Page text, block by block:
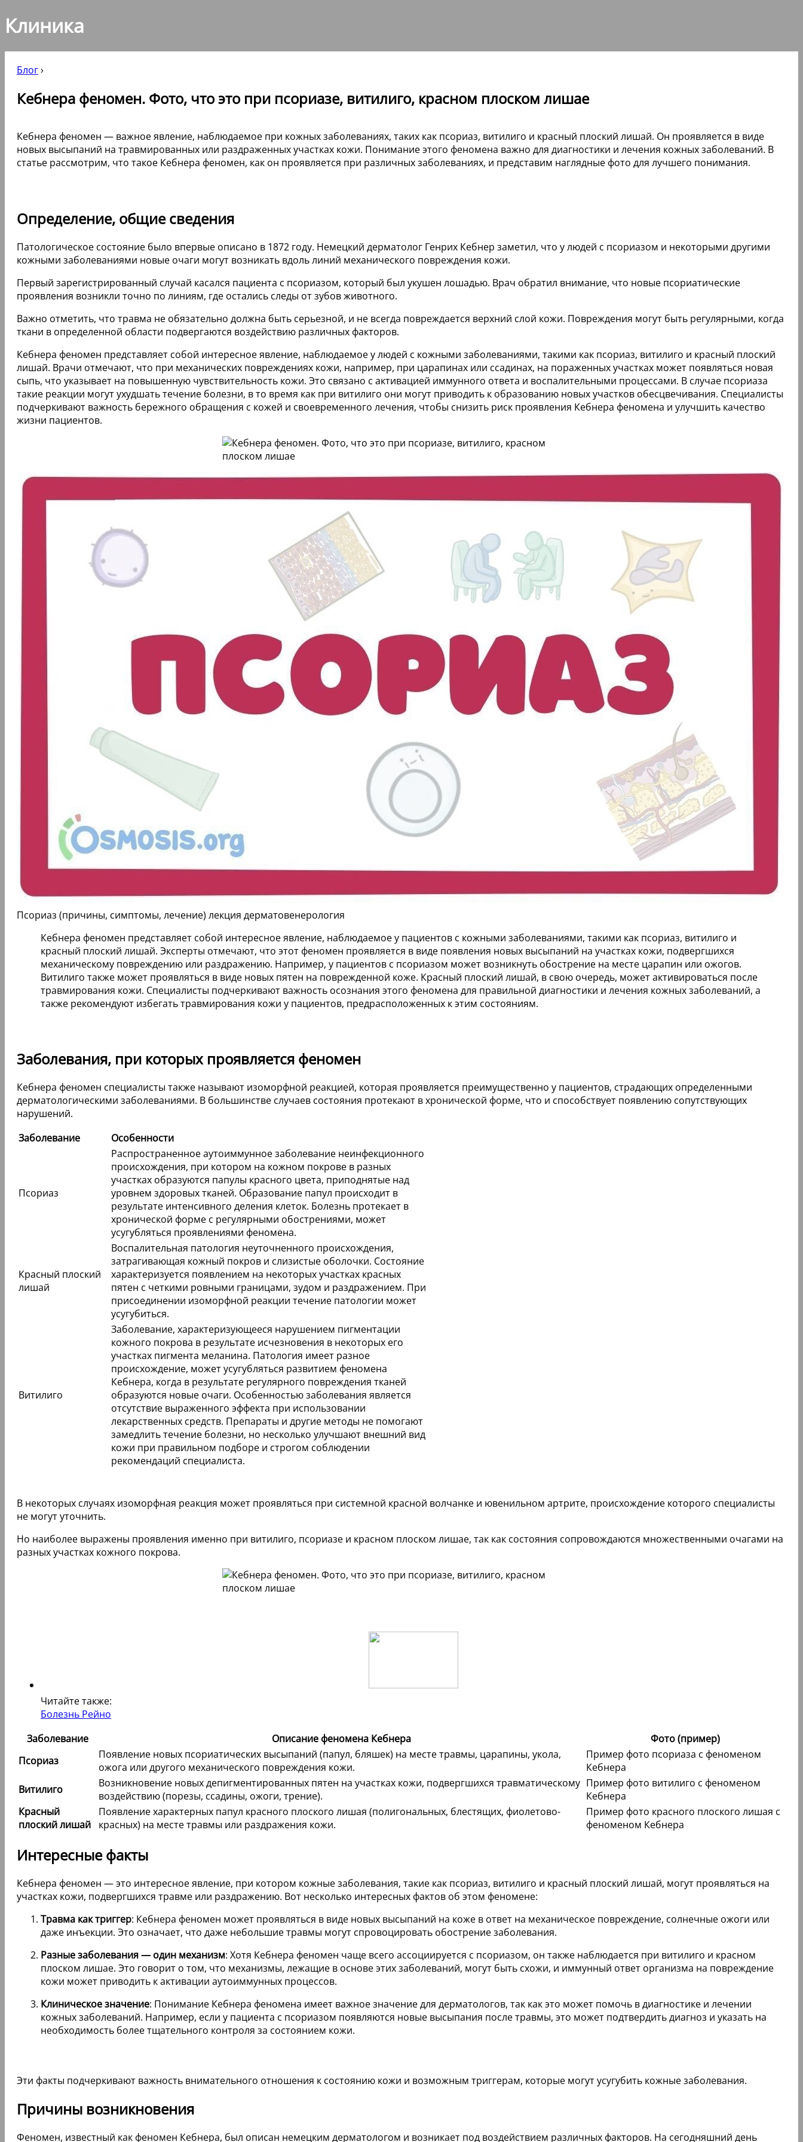
Клиника
Блог›
Кебнера феномен. Фото, что это при псориазе, витилиго, красном плоском лишае
Кебнера феномен — важное явление, наблюдаемое при кожных заболеваниях, таких как псориаз, витилиго и красный плоский лишай. Он проявляется в виде
новых высыпаний на травмированных или раздраженных участках кожи. Понимание этого феномена важно для диагностики и лечения кожных заболеваний. В
статье рассмотрим, что такое Кебнера феномен, как он проявляется при различных заболеваниях, и представим наглядные фото для лучшего понимания.
Определение, общие сведения
Патологическое состояние было впервые описано в 1872 году. Немецкий дерматолог Генрих Кебнер заметил, что у людей с псориазом и некоторыми другими
кожными заболеваниями новые очаги могут возникать вдоль линий механического повреждения кожи.
Первый зарегистрированный случай касался пациента с псориазом, который был укушен лошадью. Врач обратил внимание, что новые псориатические
проявления возникли точно по линиям, где остались следы от зубов животного.
Важно отметить, что травма не обязательно должна быть серьезной, и не всегда повреждается верхний слой кожи. Повреждения могут быть регулярными, когда
ткани в определенной области подвергаются воздействию различных факторов.
Кебнера феномен представляет собой интересное явление, наблюдаемое у людей с кожными заболеваниями, такими как псориаз, витилиго и красный плоский
лишай. Врачи отмечают, что при механических повреждениях кожи, например, при царапинах или ссадинах, на пораженных участках может появляться новая
сыпь, что указывает на повышенную чувствительность кожи. Это связано с активацией иммунного ответа и воспалительными процессами. В случае псориаза
такие реакции могут ухудшать течение болезни, в то время как при витилиго они могут приводить к образованию новых участков обесцвечивания. Специалисты
подчеркивают важность бережного обращения с кожей и своевременного лечения, чтобы снизить риск проявления Кебнера феномена и улучшить качество
жизни пациентов.
Псориаз (причины, симптомы, лечение) лекция дерматовенерология
Кебнера феномен представляет собой интересное явление, наблюдаемое у пациентов с кожными заболеваниями, такими как псориаз, витилиго и
красный плоский лишай. Эксперты отмечают, что этот феномен проявляется в виде появления новых высыпаний на участках кожи, подвергшихся
механическому повреждению или раздражению. Например, у пациентов с псориазом может возникнуть обострение на месте царапин или ожогов.
Витилиго также может проявляться в виде новых пятен на поврежденной коже. Красный плоский лишай, в свою очередь, может активироваться после
травмирования кожи. Специалисты подчеркивают важность осознания этого феномена для правильной диагностики и лечения кожных заболеваний, а
также рекомендуют избегать травмирования кожи у пациентов, предрасположенных к этим состояниям.
Заболевания, при которых проявляется феномен
Кебнера феномен специалисты также называют изоморфной реакцией, которая проявляется преимущественно у пациентов, страдающих определенными
дерматологическими заболеваниями. В большинстве случаев состояния протекают в хронической форме, что и способствует появлению сопутствующих
нарушений.
Заболевание
Особенности
Псориаз
Распространенное аутоиммунное заболевание неинфекционного
происхождения, при котором на кожном покрове в разных
участках образуются папулы красного цвета, приподнятые над
уровнем здоровых тканей. Образование папул происходит в
результате интенсивного деления клеток. Болезнь протекает в
хронической форме с регулярными обострениями, может
усугубляться проявлениями феномена.
Красный плоский
лишай
Воспалительная патология неуточненного происхождения,
затрагивающая кожный покров и слизистые оболочки. Состояние
характеризуется появлением на некоторых участках красных
пятен с четкими ровными границами, зудом и раздражением. При
присоединении изоморфной реакции течение патологии может
усугубиться.
Витилиго
Заболевание, характеризующееся нарушением пигментации
кожного покрова в результате исчезновения в некоторых его
участках пигмента меланина. Патология имеет разное
происхождение, может усугубляться развитием феномена
Кебнера, когда в результате регулярного повреждения тканей
образуются новые очаги. Особенностью заболевания является
отсутствие выраженного эффекта при использовании
лекарственных средств. Препараты и другие методы не помогают
замедлить течение болезни, но несколько улучшают внешний вид
кожи при правильном подборе и строгом соблюдении
рекомендаций специалиста.
В некоторых случаях изоморфная реакция может проявляться при системной красной волчанке и ювенильном артрите, происхождение которого специалисты
не могут уточнить.
Но наиболее выражены проявления именно при витилиго, псориазе и красном плоском лишае, так как состояния сопровождаются множественными очагами на
разных участках кожного покрова.
Читайте также:
Болезнь Рейно
Заболевание
Описание феномена Кебнера
Фото (пример)
Псориаз
Появление новых псориатических высыпаний (папул, бляшек) на месте травмы, царапины, укола,
ожога или другого механического повреждения кожи.
Пример фото псориаза с феноменом
Кебнера
Витилиго
Возникновение новых депигментированных пятен на участках кожи, подвергшихся травматическому
воздействию (порезы, ссадины, ожоги, трение).
Пример фото витилиго с феноменом
Кебнера
Красный
плоский лишай
Появление характерных папул красного плоского лишая (полигональных, блестящих, фиолетово-
красных) на месте травмы или раздражения кожи.
Пример фото красного плоского лишая с
феноменом Кебнера
Интересные факты
Кебнера феномен — это интересное явление, при котором кожные заболевания, такие как псориаз, витилиго и красный плоский лишай, могут проявляться на
участках кожи, подвергшихся травме или раздражению. Вот несколько интересных фактов об этом феномене:
Травма как триггер: Кебнера феномен может проявляться в виде новых высыпаний на коже в ответ на механическое повреждение, солнечные ожоги или
даже инъекции. Это означает, что даже небольшие травмы могут спровоцировать обострение заболевания.
Разные заболевания — один механизм: Хотя Кебнера феномен чаще всего ассоциируется с псориазом, он также наблюдается при витилиго и красном
плоском лишае. Это говорит о том, что механизмы, лежащие в основе этих заболеваний, могут быть схожи, и иммунный ответ организма на повреждение
кожи может приводить к активации аутоиммунных процессов.
Клиническое значение: Понимание Кебнера феномена имеет важное значение для дерматологов, так как это может помочь в диагностике и лечении
кожных заболеваний. Например, если у пациента с псориазом появляются новые высыпания после травмы, это может подтвердить диагноз и указать на
необходимость более тщательного контроля за состоянием кожи.
Эти факты подчеркивают важность внимательного отношения к состоянию кожи и возможным триггерам, которые могут усугубить кожные заболевания.
Причины возникновения
Феномен, известный как феномен Кебнера, был описан немецким дерматологом и возникает под воздействием различных факторов. На сегодняшний день